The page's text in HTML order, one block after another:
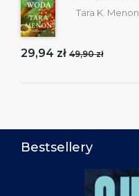
Tara K. Menon
29,94 zł 49,90 zł
Bestsellery